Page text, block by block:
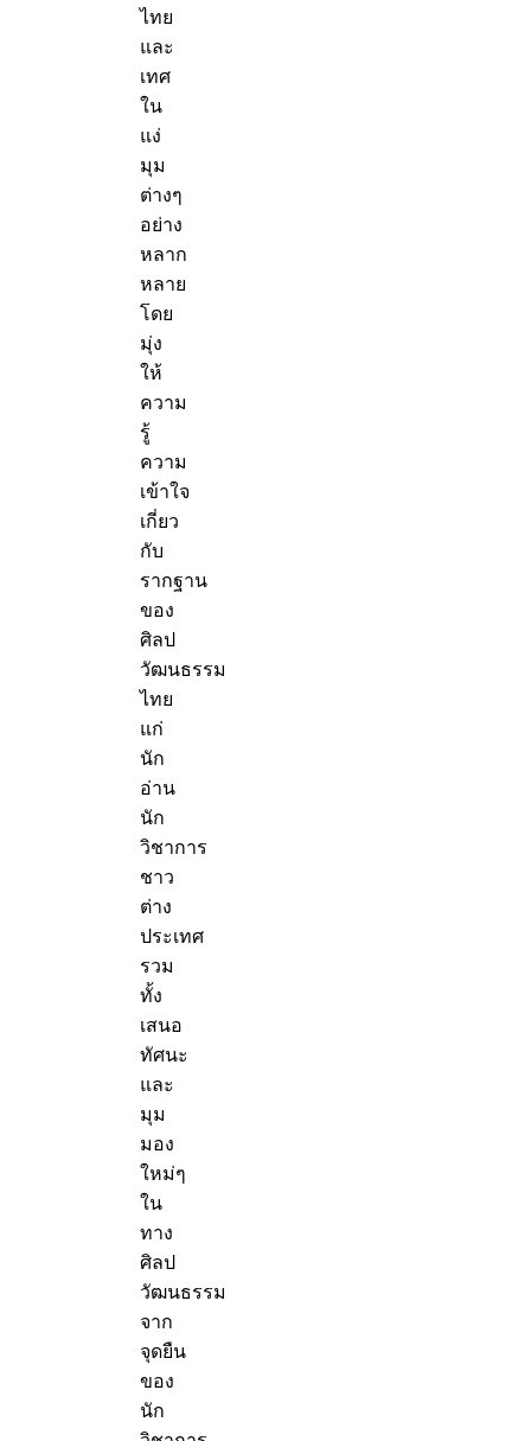
ไทย
และ
เทศ
ใน
แง่
มุม
ต่างๆ
อย่าง
หลาก
หลาย
โดย
มุ่ง
ให้
ความ
รู้
ความ
เข้าใจ
เกี่ยว
กับ
รากฐาน
ของ
ศิลป
วัฒนธรรม
ไทย
แก่
นัก
อ่าน
นัก
วิชาการ
ชาว
ต่าง
ประเทศ
รวม
ทั้ง
เสนอ
ทัศนะ
และ
มุม
มอง
ใหม่ๆ
ใน
ทาง
ศิลป
วัฒนธรรม
จาก
จุดยืน
ของ
นัก